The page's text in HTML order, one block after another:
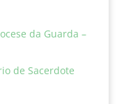
da Guarda –
de Sacerdote